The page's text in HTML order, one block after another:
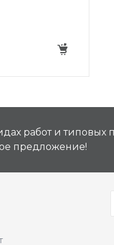
работ и типовых
предложение!